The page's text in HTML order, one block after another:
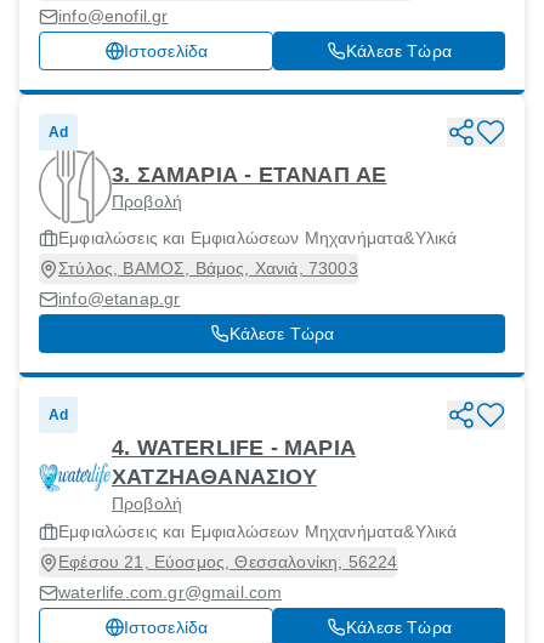
info@enofil.gr
Ιστοσελίδα
Κάλεσε Τώρα
Ad
3. ΣΑΜΑΡΙΑ - ΕΤΑΝΑΠ ΑΕ
Προβολή
Εμφιαλώσεις και Εμφιαλώσεων Μηχανήματα&Υλικά
Στύλος, ΒΑΜΟΣ, Βάμος, Χανιά, 73003
info@etanap.gr
Κάλεσε Τώρα
Ad
4. WATERLIFE - ΜΑΡΙΑ
ΧΑΤΖΗΑΘΑΝΑΣΙΟΥ
Προβολή
Εμφιαλώσεις και Εμφιαλώσεων Μηχανήματα&Υλικά
Εφέσου 21, Εύοσμος, Θεσσαλονίκη, 56224
waterlife.com.gr@gmail.com
Ιστοσελίδα
Κάλεσε Τώρα